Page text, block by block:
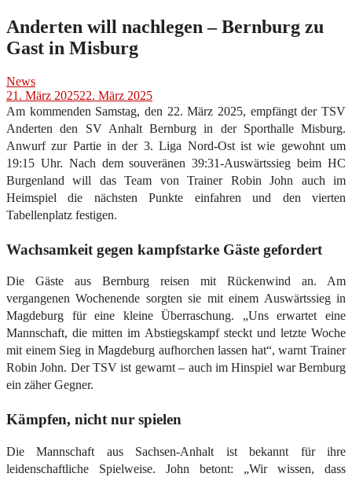
Anderten will nachlegen – Bernburg zu
Gast in Misburg
News
21. März 202522. März 2025
Am kommenden Samstag, den 22. März 2025, empfängt der TSV
Anderten den SV Anhalt Bernburg in der Sporthalle Misburg.
Anwurf zur Partie in der 3. Liga Nord-Ost ist wie gewohnt um
19:15 Uhr. Nach dem souveränen 39:31-Auswärtssieg beim HC
Burgenland will das Team von Trainer Robin John auch im
Heimspiel die nächsten Punkte einfahren und den vierten
Tabellenplatz festigen.
Wachsamkeit gegen kampfstarke Gäste gefordert
Die Gäste aus Bernburg reisen mit Rückenwind an. Am
vergangenen Wochenende sorgten sie mit einem Auswärtssieg in
Magdeburg für eine kleine Überraschung. „Uns erwartet eine
Mannschaft, die mitten im Abstiegskampf steckt und letzte Woche
mit einem Sieg in Magdeburg aufhorchen lassen hat“, warnt Trainer
Robin John. Der TSV ist gewarnt – auch im Hinspiel war Bernburg
ein zäher Gegner.
Kämpfen, nicht nur spielen
Die Mannschaft aus Sachsen-Anhalt ist bekannt für ihre
leidenschaftliche Spielweise. John betont: „Wir wissen, dass